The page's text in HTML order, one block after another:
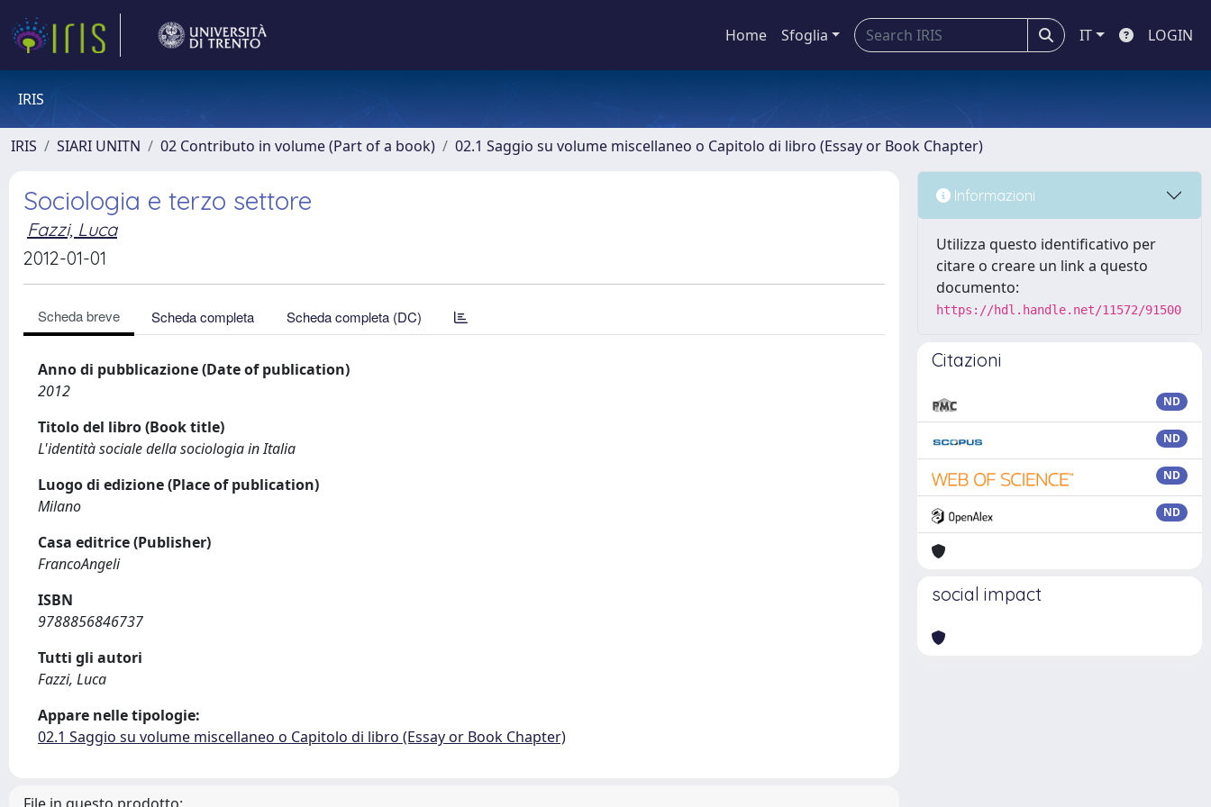
Home Sfoglia IT LOGIN
IRIS
IRIS SIARI UNITN 02 Contributo in volume (Part of a book) 02.1 Saggio su volume miscellaneo o Capitolo di libro (Essay or Book Chapter)
Sociologia e terzo settore
Fazzi, Luca
2012-01-01
Scheda breve Scheda completa Scheda completa (DC)
Anno di pubblicazione (Date of publication)
2012
Titolo del libro (Book title)
L'identità sociale della sociologia in Italia
Luogo di edizione (Place of publication)
Milano
Casa editrice (Publisher)
FrancoAngeli
ISBN
9788856846737
Tutti gli autori
Fazzi, Luca
Appare nelle tipologie:
02.1 Saggio su volume miscellaneo o Capitolo di libro (Essay or Book Chapter)
Informazioni
Utilizza questo identificativo per
citare o creare un link a questo
documento:
https://hdl.handle.net/11572/91500
Citazioni
ND
ND
ND
ND
social impact